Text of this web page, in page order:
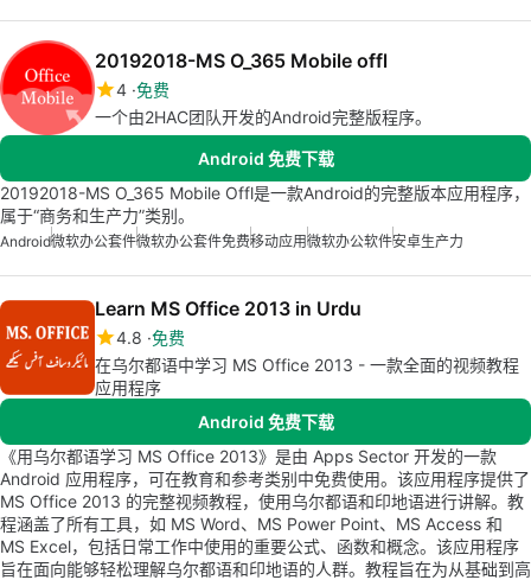
20192018-MS O_365 Mobile offl
4 免费
一个由2HAC团队开发的Android完整版程序。
Android 免费下载
20192018-MS O_365 Mobile Offl是一款Android的完整版本应用程序，
属于“商务和生产力”类别。
Android微软办公套件微软办公套件免费移动应用微软办公软件安卓生产力
Learn MS Office 2013 in Urdu
4.8 免费
在乌尔都语中学习 MS Office 2013 - 一款全面的视频教程
应用程序
Android 免费下载
《用乌尔都语学习 MS Office 2013》是由 Apps Sector 开发的一款
Android 应用程序，可在教育和参考类别中免费使用。该应用程序提供了
MS Office 2013 的完整视频教程，使用乌尔都语和印地语进行讲解。教
程涵盖了所有工具，如 MS Word、MS Power Point、MS Access 和
MS Excel，包括日常工作中使用的重要公式、函数和概念。该应用程序
旨在面向能够轻松理解乌尔都语和印地语的人群。教程旨在为从基础到高